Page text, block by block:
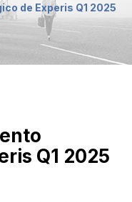
de Experis Q1 2025
Q1 2025